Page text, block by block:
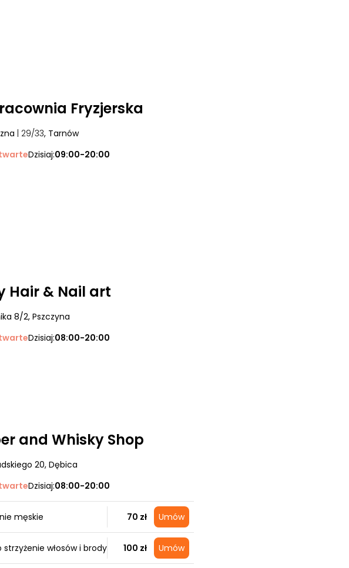
Fryzjerska
| 29/33, Tarnów
Dzisiaj:09:00-20:00
Hair & Nail art
8/2, Pszczyna
Dzisiaj:08:00-20:00
and Whisky Shop
20, Dębica
Dzisiaj:08:00-20:00
męskie 70 zł Umów
włosów i brody 100 zł Umów